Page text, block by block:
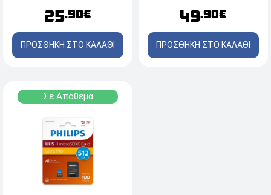
25.90€
ΠΡΟΣΘΗΚΗ ΣΤΟ ΚΑΛΑΘΙ
49.90€
ΠΡΟΣΘΗΚΗ ΣΤΟ ΚΑΛΑΘΙ
Σε Απόθεμα